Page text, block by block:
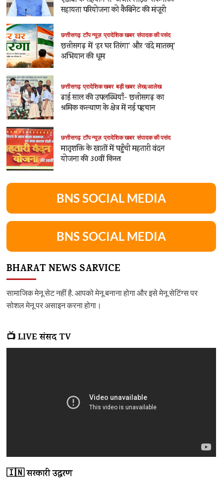
सहायता परियोजना को कैबिनेट की मंजूरी
छत्तीसगढ़ टॉप न्यूज़ प्रादेशिक खबर संपादक की पसंद
छत्तीसगढ़ में ‘हर घर तिरंगा’ और ‘वंदे मातरम्’
अभियान की धूम
छत्तीसगढ़ प्रादेशिक खबर बड़ी खबर लेख/आलेख
ढाई साल की उपलब्धियाँ- छत्तीसगढ़ का
श्रमिक कल्याण के क्षेत्र में नई पहचान
छत्तीसगढ़ टॉप न्यूज़ प्रादेशिक खबर संपादक की पसंद
मातृशक्ति के खातों में पहुँची महतारी वंदन
योजना की 30वीं किस्त
BNS SOCIAL MEDIA
BNS SOCIAL MEDIA
BHARAT NEWS SARVICE
सामाजिक मेनू सेट नहीं है. आपको मेनू बनाना होगा और इसे मेनू सेटिंग्स पर
सोशल मेनू पर असाइन करना होगा।
📺 LIVE संसद TV
🇮🇳 सरकारी उद्धरण